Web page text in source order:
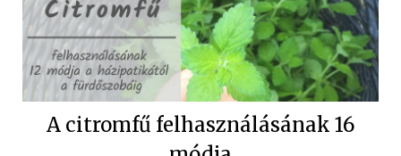
A citromfű felhasználásának 16